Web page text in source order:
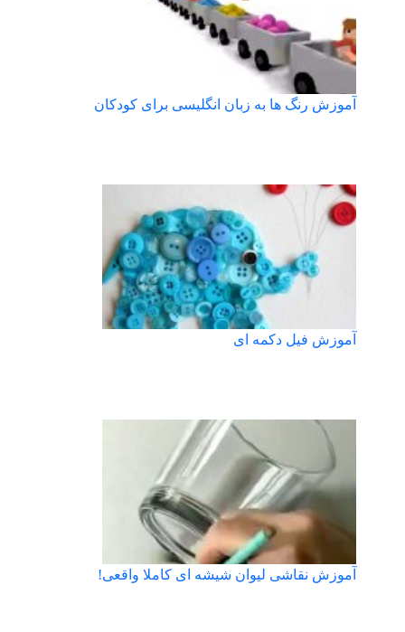
آموزش رنگ ها به زبان انگلیسی برای کودکان
آموزش فیل دکمه ای
آموزش نقاشی لیوان شیشه ای کاملا واقعی!